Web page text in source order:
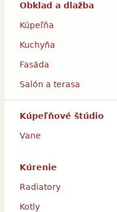
Obklad a dlažba
Kúpeľňa
Kuchyňa
Fasáda
Salón a terasa
Kúpeľňové štúdio
Vane
Kúrenie
Radiatory
Kotly